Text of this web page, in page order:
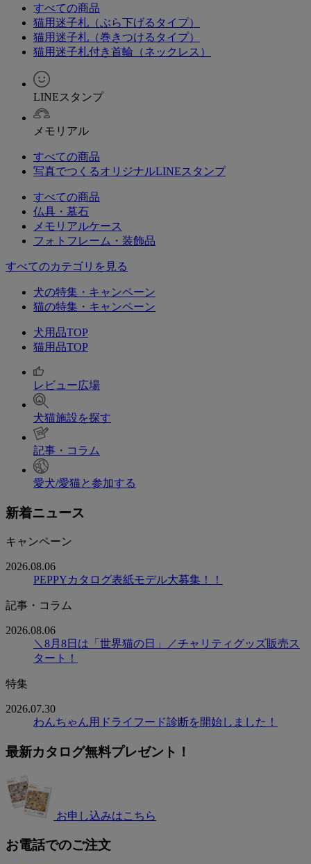
すべての商品
猫用迷子札（ぶら下げるタイプ）
猫用迷子札（巻きつけるタイプ）
猫用迷子札付き首輪（ネックレス）
LINEスタンプ
メモリアル
すべての商品
写真でつくるオリジナルLINEスタンプ
すべての商品
仏具・墓石
メモリアルケース
フォトフレーム・装飾品
すべてのカテゴリを見る
犬の特集・キャンペーン
猫の特集・キャンペーン
犬用品TOP
猫用品TOP
レビュー広場
犬猫施設を探す
記事・コラム
愛犬/愛猫と参加する
新着ニュース
キャンペーン
2026.08.06
PEPPYカタログ表紙モデル大募集！！
記事・コラム
2026.08.06
＼8月8日は「世界猫の日」／チャリティグッズ販売ス
タート！
特集
2026.07.30
わんちゃん用ドライフード診断を開始しました！
最新カタログ無料プレゼント！
お申し込みはこちら
お電話でのご注文